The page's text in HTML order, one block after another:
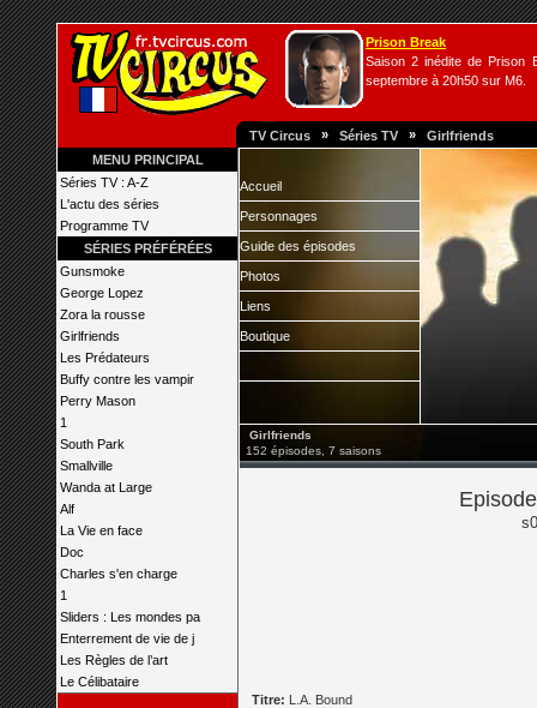
Prison Break
Saison 2 inédite de Prison
septembre à 20h50 sur M6.
TV Circus » Séries TV » Girlfriends
MENU PRINCIPAL
Séries TV : A-Z
L'actu des séries
Programme TV
SÉRIES PRÉFÉRÉES
Gunsmoke
George Lopez
Zora la rousse
Girlfriends
Les Prédateurs
Buffy contre les vampir
Perry Mason
1
South Park
Smallville
Wanda at Large
Alf
La Vie en face
Doc
Charles s'en charge
1
Sliders : Les mondes pa
Enterrement de vie de j
Les Règles de l’art
Le Célibataire
Accueil
Personnages
Guide des épisodes
Photos
Liens
Boutique
Girlfriends
152 épisodes, 7 saisons
Titre: L.A. Bound